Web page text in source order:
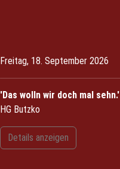
Freitag, 18. September 2026
'Das wolln wir doch mal sehn.'
HG Butzko
Details anzeigen